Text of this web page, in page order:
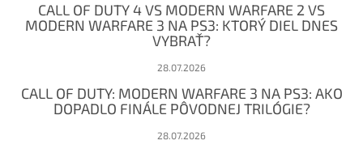
CALL OF DUTY 4 VS MODERN WARFARE 2 VS
MODERN WARFARE 3 NA PS3: KTORÝ DIEL DNES
VYBRAŤ?
28.07.2026
CALL OF DUTY: MODERN WARFARE 3 NA PS3: AKO
DOPADLO FINÁLE PÔVODNEJ TRILÓGIE?
28.07.2026